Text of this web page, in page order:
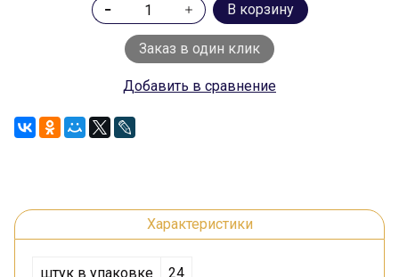
В корзину
Заказ в один клик
Добавить в сравнение
Характеристики
штук в упаковке 24